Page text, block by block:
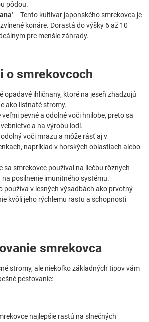
pôdou.
– Tento kultivar japonského smrekovca je
konáre. Dorastá do výšky 6 až 10
pre menšie záhrady.
o smrekovcoch
opadavé ihličnany, ktoré na jeseň zhadzujú
ako listnaté stromy.
veľmi pevné a odolné voči hnilobe, preto sa
a na výrobu lodí.
voči mrazu a môže rásť aj v
napríklad v horských oblastiach alebo
sa smrekovec používal na liečbu rôznych
na posilnenie imunitného systému.
používa v lesných výsadbách ako prvotný
kvôli jeho rýchlemu rastu a schopnosti
smrekovca
stromy, ale niekoľko základných tipov vám
pestovanie:
najlepšie rastú na slnečných